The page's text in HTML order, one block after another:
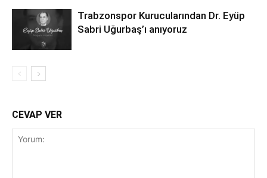
Trabzonspor Kurucularından Dr. Eyüp
Sabri Uğurbaş’ı anıyoruz
CEVAP VER